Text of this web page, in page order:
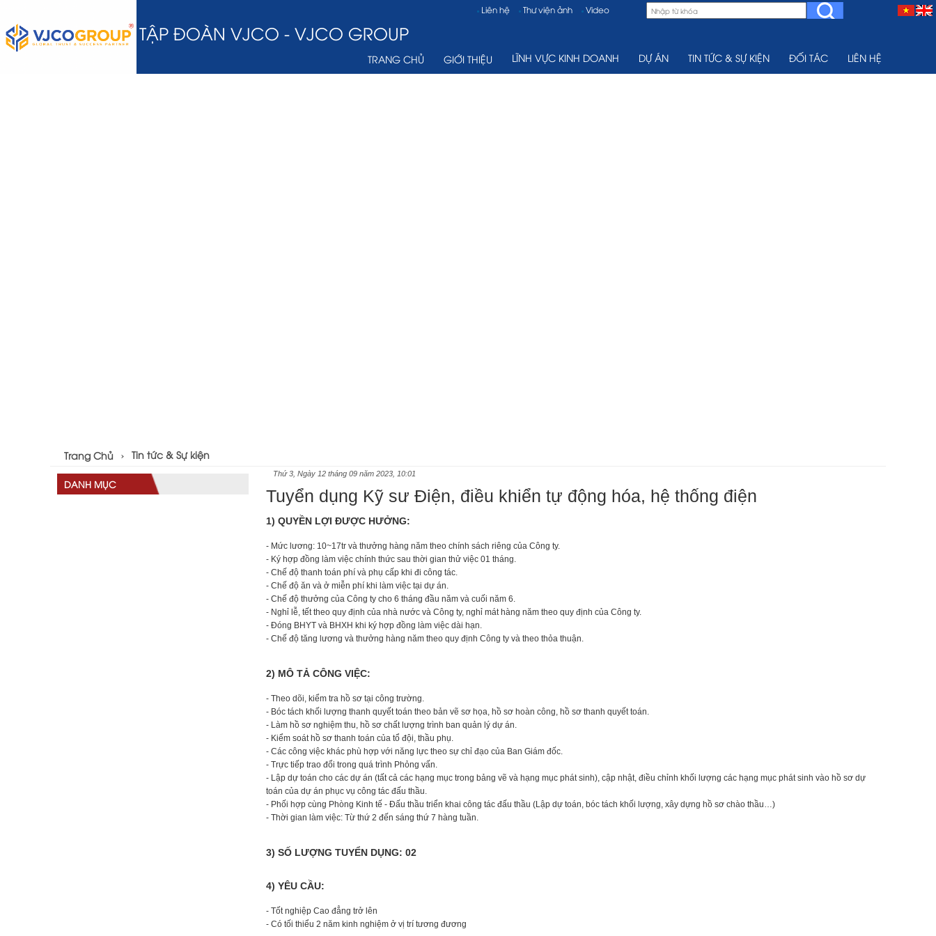
Liên hệ Thư viện ảnh Video
TẬP ĐOÀN VJCO - VJCO GROUP
TRANG CHỦ GIỚI THIỆU LĨNH VỰC KINH DOANH DỰ ÁN TIN TỨC & SỰ KIỆN ĐỐI TÁC LIÊN HỆ
Trang Chủ Tin tức & Sự kiện
DANH MỤC
Thứ 3, Ngày 12 tháng 09 năm 2023, 10:01
Tuyển dụng Kỹ sư Điện, điều khiển tự động hóa, hệ thống điện
1) QUYỀN LỢI ĐƯỢC HƯỞNG:
- Mức lương: 10~17tr và thưởng hàng năm theo chính sách riêng của Công ty.
- Ký hợp đồng làm việc chính thức sau thời gian thử việc 01 tháng.
- Chế độ thanh toán phí và phụ cấp khi đi công tác.
- Chế độ ăn và ở miễn phí khi làm việc tại dự án.
- Chế độ thưởng của Công ty cho 6 tháng đầu năm và cuối năm 6.
- Nghỉ lễ, tết theo quy định của nhà nước và Công ty, nghỉ mát hàng năm theo quy định của Công ty.
- Đóng BHYT và BHXH khi ký hợp đồng làm việc dài hạn.
- Chế độ tăng lương và thưởng hàng năm theo quy định Công ty và theo thỏa thuận.
2) MÔ TẢ CÔNG VIỆC:
- Theo dõi, kiểm tra hồ sơ tại công trường.
- Bóc tách khối lượng thanh quyết toán theo bản vẽ sơ họa, hồ sơ hoàn công, hồ sơ thanh quyết toán.
- Làm hồ sơ nghiệm thu, hồ sơ chất lượng trình ban quản lý dự án.
- Kiểm soát hồ sơ thanh toán của tổ đội, thầu phụ.
- Các công việc khác phù hợp với năng lực theo sự chỉ đạo của Ban Giám đốc.
- Trực tiếp trao đổi trong quá trình Phỏng vấn.
- Lập dự toán cho các dự án (tất cả các hạng mục trong bảng vẽ và hạng mục phát sinh), cập nhật, điều chỉnh khối lượng các hạng mục phát sinh vào hồ sơ dự
toán của dự án phục vụ công tác đấu thầu.
- Phối hợp cùng Phòng Kinh tế - Đấu thầu triển khai công tác đấu thầu (Lập dự toán, bóc tách khối lượng, xây dựng hồ sơ chào thầu…)
- Thời gian làm việc: Từ thứ 2 đến sáng thứ 7 hàng tuần.
3) SỐ LƯỢNG TUYỂN DỤNG: 02
4) YÊU CẦU:
- Tốt nghiệp Cao đẳng trở lên
- Có tối thiểu 2 năm kinh nghiệm ở vị trí tương đương